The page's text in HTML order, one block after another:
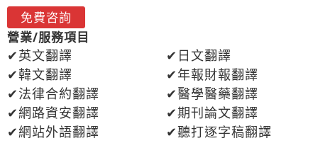
免費咨詢
營業/服務項目
英文翻譯
日文翻譯
韓文翻譯
年報財報翻譯
法律合約翻譯
醫學醫藥翻譯
網路資安翻譯
期刊論文翻譯
網站外語翻譯
聽打逐字稿翻譯